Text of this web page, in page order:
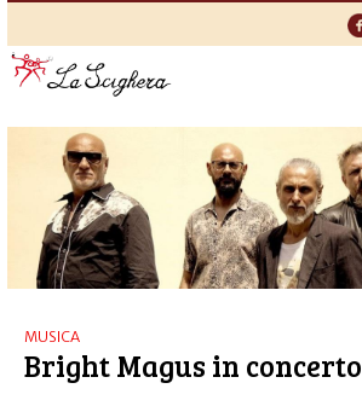
MUSICA
Bright Magus in concerto